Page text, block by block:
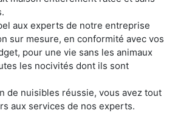
aux experts de notre entreprise
sur mesure, en conformité avec vos
pour une vie sans les animaux
les nocivités dont ils sont
de nuisibles réussie, vous avez tout
aux services de nos experts.